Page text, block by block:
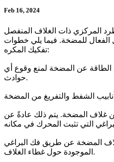
Feb 16, 2024
المركزي ذات الغلاف المنفصل
للمضخة. فيما يلي خطوات
تفكيك المكره:
الطاقة عن المضخة لمنع وقوع أي
حوادث.
من غلاف المضخة. يتم ذلك عادةً عن
غلاف المضخة عن طريق فك البراغي
الموجودة حول غطاء الغلاف.